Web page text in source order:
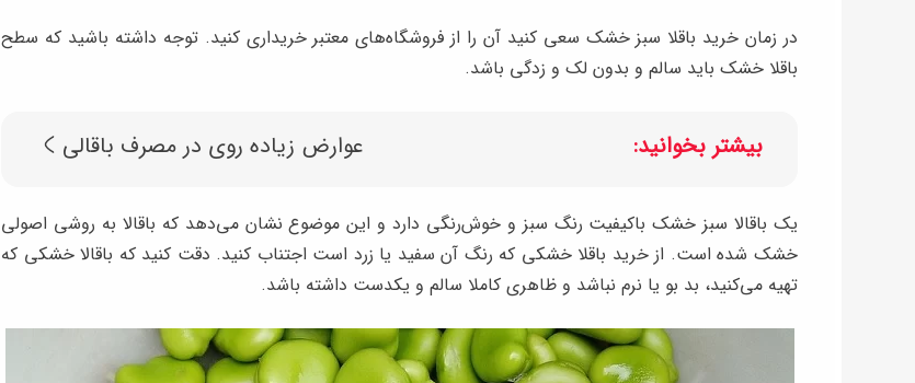
در زمان خرید باقلا سبز خشک سعی کنید آن را از فروشگاه‌های معتبر خریداری کنید. توجه داشته باشید که سطح
باقلا خشک باید سالم و بدون لک و زدگی باشد.
بیشتر بخوانید: عوارض زیاده روی در مصرف باقالی
یک باقالا سبز خشک باکیفیت رنگ سبز و خوش‌رنگی دارد و این موضوع نشان می‌دهد که باقالا به روشی اصولی
خشک شده است. از خرید باقلا خشکی که رنگ آن سفید یا زرد است اجتناب کنید. دقت کنید که باقالا خشکی که
تهیه می‌کنید، بد بو یا نرم نباشد و ظاهری کاملا سالم و یکدست داشته باشد.